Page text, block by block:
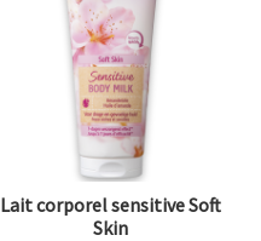
Lait corporel sensitive Soft
Skin